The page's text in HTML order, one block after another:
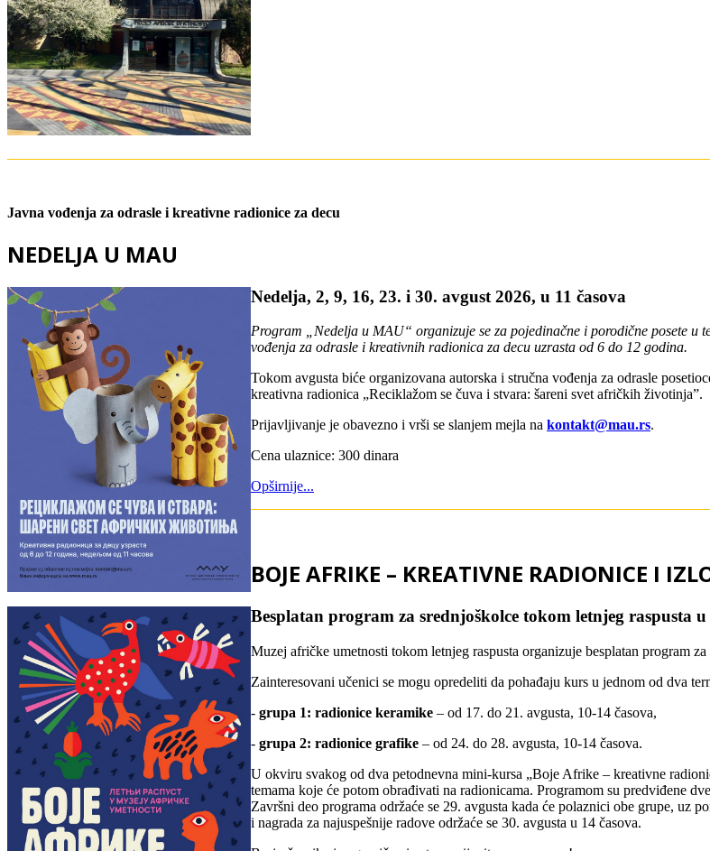
Javna vođenja za odrasle i kreativne radionice za decu
NEDELJA U MAU
Nedelja, 2, 9, 16, 23. i 30. avgust 2026, u 11 časova
Program „Nedelja u MAU“ organizuje se za pojedinačne i porodične posete
vođenja za odrasle i kreativnih radionica za decu uzrasta od 6 do 12 godina.
Tokom avgusta biće organizovana autorska i stručna vođenja za odrasle
kreativna radionica „Reciklažom se čuva i stvara: šareni svet afričkih životinja”.
Prijavljivanje je obavezno i vrši se slanjem mejla na kontakt@mau.rs.
Cena ulaznice: 300 dinara
Opširnije...
BOJE AFRIKE – KREATIVNE RADIONICE I
Besplatan program za srednjoškolce tokom letnjeg raspusta
Muzej afričke umetnosti tokom letnjeg raspusta organizuje besplatan program
Zainteresovani učenici se mogu opredeliti da pohađaju kurs u jednom od dva
- grupa 1: radionice keramike – od 17. do 21. avgusta, 10-14 časova,
- grupa 2: radionice grafike – od 24. do 28. avgusta, 10-14 časova.
U okviru svakog od dva petodnevna mini-kursa „Boje Afrike – kreativne
temama koje će potom obrađivati na radionicama. Programom su predviđene
Završni deo programa održaće se 29. avgusta kada će polaznici obe grupe, uz
i nagrada za najuspešnije radove održaće se 30. avgusta u 14 časova.